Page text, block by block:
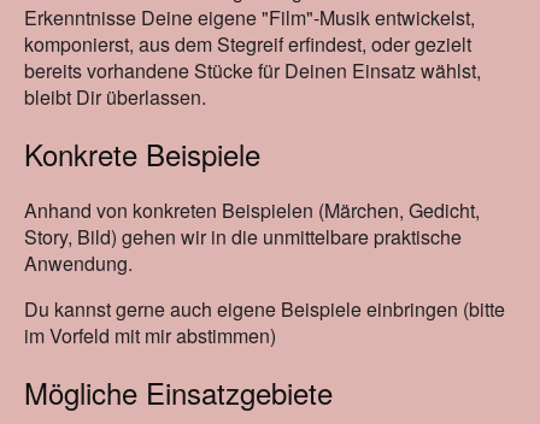
Erkenntnisse Deine eigene "Film"-Musik entwickelst,
komponierst, aus dem Stegreif erfindest, oder gezielt
bereits vorhandene Stücke für Deinen Einsatz wählst,
bleibt Dir überlassen.
Konkrete Beispiele
Anhand von konkreten Beispielen (Märchen, Gedicht,
Story, Bild) gehen wir in die unmittelbare praktische
Anwendung.
Du kannst gerne auch eigene Beispiele einbringen (bitte
im Vorfeld mit mir abstimmen)
Mögliche Einsatzgebiete